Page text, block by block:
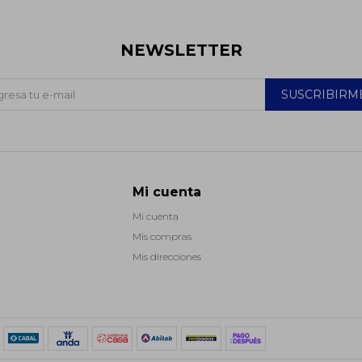
Mi cuenta
Mi cuenta
Mis compras
Mis direcciones
NEWSLETTER